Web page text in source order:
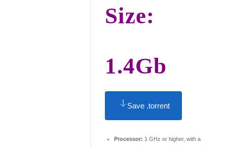
Size:
1.4Gb
Save .torrent
Processor: 1 GHz or higher, with a